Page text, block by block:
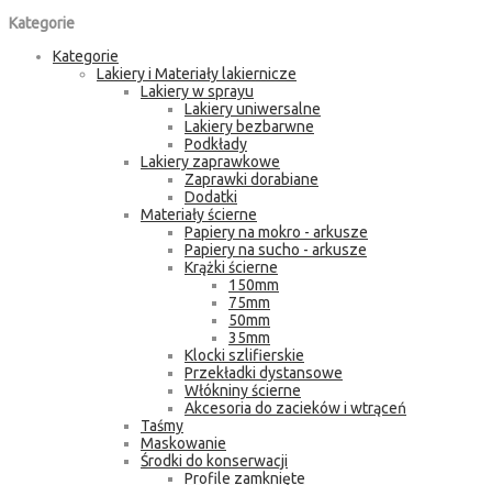
Kategorie
Kategorie
Lakiery i Materiały lakiernicze
Lakiery w sprayu
Lakiery uniwersalne
Lakiery bezbarwne
Podkłady
Lakiery zaprawkowe
Zaprawki dorabiane
Dodatki
Materiały ścierne
Papiery na mokro - arkusze
Papiery na sucho - arkusze
Krążki ścierne
150mm
75mm
50mm
35mm
Klocki szlifierskie
Przekładki dystansowe
Włókniny ścierne
Akcesoria do zacieków i wtrąceń
Taśmy
Maskowanie
Środki do konserwacji
Profile zamknięte